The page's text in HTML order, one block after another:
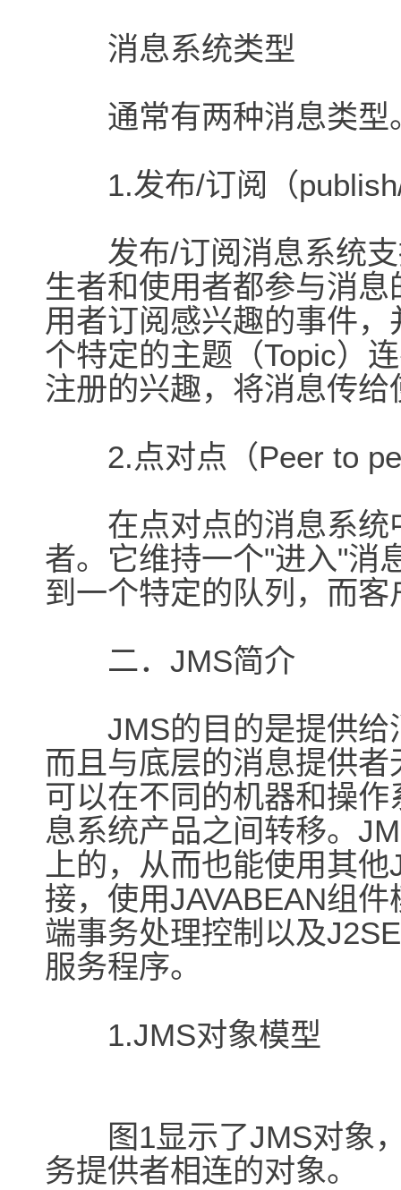
消息系统类型
通常有两种消息类型
1.发布/订阅（
发布/订阅消息系统支
生者和使用者都参与消
用者订阅感兴趣的事件
个特定的主题（Topic）
注册的兴趣，将消息传给
2.点对点（Peer to
在点对点的消息系统
者。它维持一个"进入"消
到一个特定的队列，而
二．JMS简介
JMS的目的是提供给
而且与底层的消息提供
可以在不同的机器和操
息系统产品之间转移。
上的，从而也能使用其
接，使用JAVABEAN组
端事务处理控制以及
服务程序。
1.JMS对象模型
图1显示了JMS对象，
务提供者相连的对象。